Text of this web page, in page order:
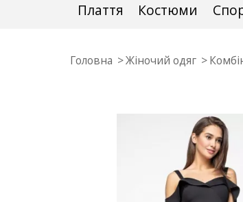
Плаття Костюми
Головна Жіночий одяг